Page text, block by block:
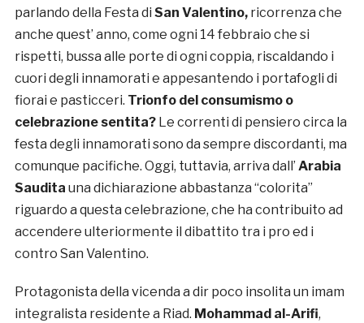
parlando della Festa di San Valentino,ricorrenza che
anche quest’ anno, come ogni 14 febbraio che si
rispetti, bussa alle porte di ogni coppia, riscaldando i
cuori degli innamorati e appesantendo i portafogli di
fiorai e pasticceri. Trionfo del consumismo o
celebrazione sentita?Le correnti di pensiero circa la
festa degli innamorati sono da sempre discordanti, ma
comunque pacifiche. Oggi, tuttavia, arriva dall’ Arabia
Saudita una dichiarazione abbastanza “colorita”
riguardo a questa celebrazione, che ha contribuito ad
accendere ulteriormente il dibattito tra i pro ed i
contro San Valentino.
Protagonista della vicenda a dir poco insolita un imam
integralista residente a Riad. Mohammad al-Arifi,